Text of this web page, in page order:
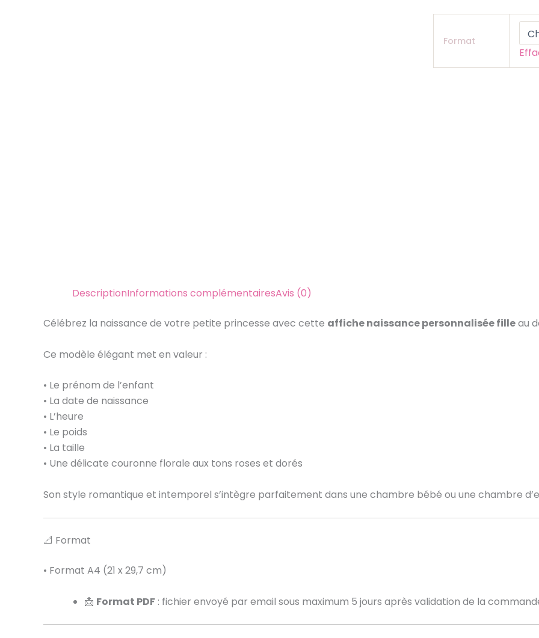
Format
DescriptionInformations complémentairesAvis (0)
Célébrez la naissance de votre petite princesse avec cette affiche naissance personnalisée filleau
Ce modèle élégant met en valeur :
• Le prénom de l’enfant
• La date de naissance
• L’heure
• Le poids
• La taille
• Une délicate couronne florale aux tons roses et dorés
Son style romantique et intemporel s’intègre parfaitement dans une chambre bébé ou une chambre
📐 Format
• Format A4 (21 x 29,7 cm)
📩 Format PDF : fichier envoyé par email sous maximum 5 jours après validation de la